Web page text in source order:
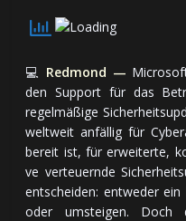
💻 Redmond —
den Support für das
regel­mä­ßi­ge
welt­weit an­fäl­lig für
bereit ist, für er­wei­ter­te,
ve ver­teuern­de
ent­schei­den: ent­we­der
oder um­stei­gen. Doch